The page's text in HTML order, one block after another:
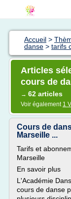
Accueil >
danse > tarifs
Articles
cours de
→ 62 articles
Voir également 1
Cours de
Marseille ...
Tarifs et
Marseille
En savoir plus
L'Académie
cours de danse